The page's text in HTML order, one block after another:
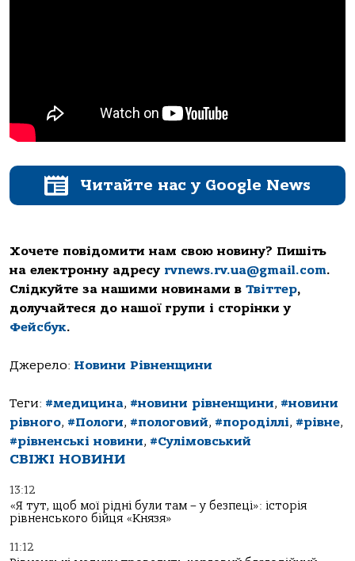
Читайте нас у Google News
Хочете повідомити нам свою новину? Пишіть
на електронну адресу rvnews.rv.ua@gmail.com.
Слідкуйте за нашими новинами в Твіттер,
долучайтеся до нашої групи і сторінки у
Фейсбук.
Джерело: Новини Рівненщини
Теги: #медицина, #новини рівненщини, #новини
рівного, #Пологи, #пологовий, #породіллі, #рівне,
#рівненські новини, #Сулімовський
СВІЖІ НОВИНИ
13:12
«Я тут, щоб мої рідні були там – у безпеці»: історія
рівненського бійця «Князя»
11:12